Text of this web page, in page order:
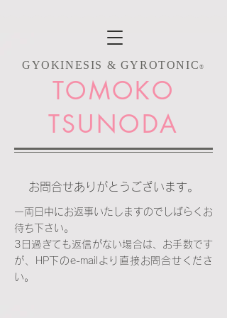
GYOKINESIS & GYROTONIC®
TOMOKO
TSUNODA
お問合せありがとうございます。
一両日中にお返事いたしますのでしばらくお
待ち下さい。
3日過ぎても返信がない場合は、お手数です
が、HP下のe-mailより直接お問合せくださ
い。